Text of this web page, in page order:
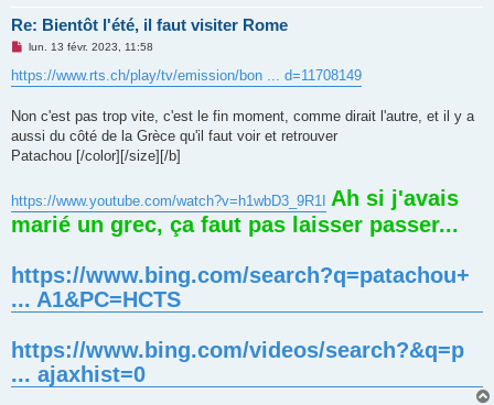
Re: Bientôt l'été, il faut visiter Rome
M
s
s
g
e
n
o
n
lun. 13 févr. 2023, 11:58
https://www.rts.ch/play/tv/emission/bon ... d=11708149
Non c'est pas trop vite, c'est le fin moment, comme dirait l'autre, et il y a
aussi du côté de la Grèce qu'il faut voir et retrouver
Patachou [/color][/size][/b]
https://www.youtube.com/watch?v=h1wbD3_9R1I Ah si j'avais
marié un grec, ça faut pas laisser passer...
https://www.bing.com/search?q=patachou+
... A1&PC=HCTS
https://www.bing.com/videos/search?&q=p
... ajaxhist=0